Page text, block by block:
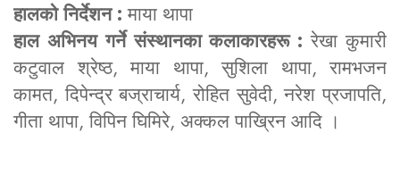
हालको निर्देशन :माया थापा
हाल अभिनय गर्ने संस्थानका कलाकारहरू : रेखा कुमारी
कटुवाल श्रेष्ठ, माया थापा, सुशिला थापा, रामभजन
कामत, दिपेन्द्र बज्राचार्य, रोहित सुवेदी, नरेश प्रजापति,
गीता थापा, विपिन घिमिरे, अक्कल पाख्रिन आदि ।